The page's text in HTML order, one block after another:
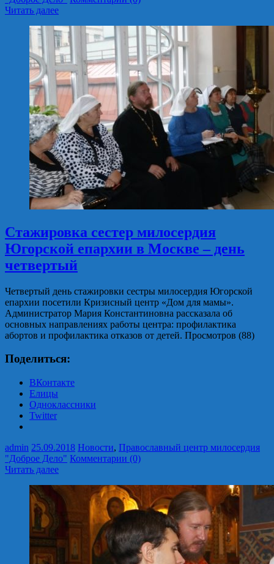
Читать далее
Стажировка сестер милосердия
Югорской епархии в Москве – день
четвертый
Четвертый день стажировки сестры милосердия Югорской
епархии посетили Кризисный центр «Дом для мамы».
Администратор Мария Константиновна рассказала об
основных направлениях работы центра: профилактика
абортов и профилактика отказов от детей. Просмотров (88)
Поделиться:
ВКонтакте
Елицы
Одноклассники
Twitter
admin 25.09.2018 Новости, Православный центр милосердия
"Доброе Дело" Комментарии (0)
Читать далее